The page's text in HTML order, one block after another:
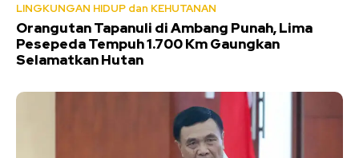
LINGKUNGAN HIDUP dan KEHUTANAN
Orangutan Tapanuli di Ambang Punah, Lima
Pesepeda Tempuh 1.700 Km Gaungkan
Selamatkan Hutan